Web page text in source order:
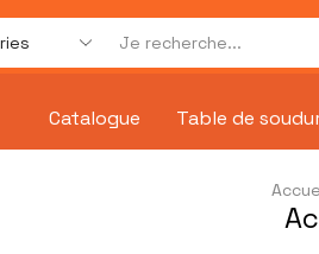
Catalogue Table de